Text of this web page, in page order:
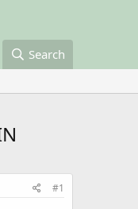
Search
#1